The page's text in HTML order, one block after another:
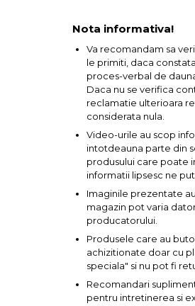
Decalimetru Pneumatic si
Antifurt Bicicleta
Tester Baterie Auto
Nota informativa!
Va recomandam sa
le primiti, daca
proces-verbal de dauna
Daca nu se verifica
reclamatie ulterioara
considerata nula.
Video-urile au scop
intotdeauna parte din
produsului care poate
informatii lipsesc ne
Imaginile prezentate
magazin pot varia
producatorului.
Produsele care au
achizitionate doar cu
speciala" si nu pot fi
Recomandari
pentru intretinerea si